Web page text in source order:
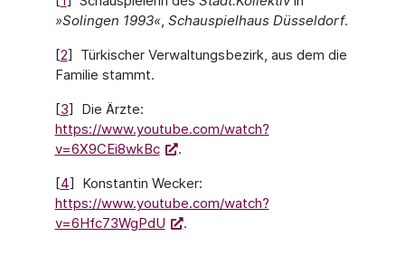
»Solingen 1993«, Schauspielhaus Düsseldorf.
[2] Türkischer Verwaltungsbezirk, aus dem die
Familie stammt.
[3] Die Ärzte:
https://www.youtube.com/watch?
v=6X9CEi8wkBc
.
[4] Konstantin Wecker:
https://www.youtube.com/watch?
v=6Hfc73WgPdU
.